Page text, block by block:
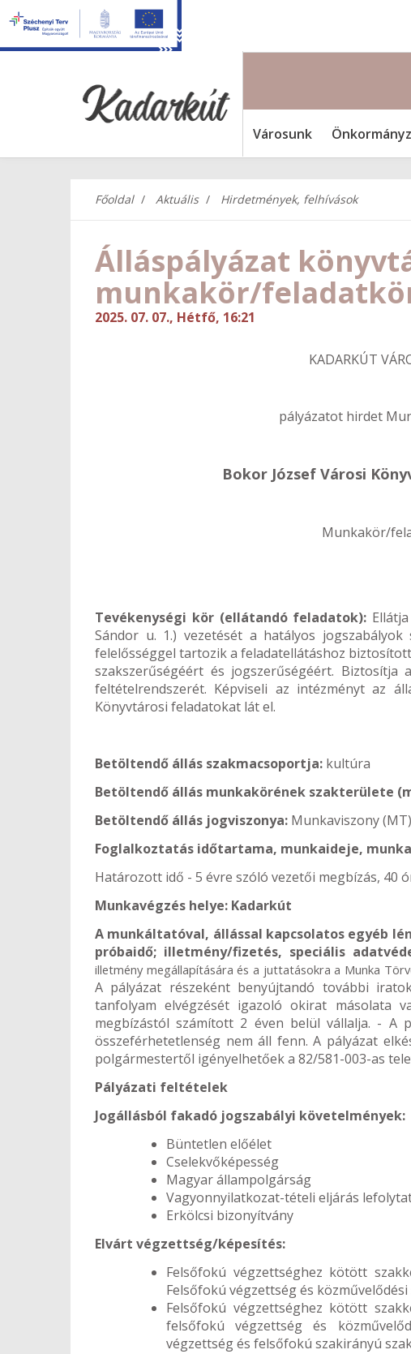
Városunk
Főoldal Aktuális Hirdetmények, felhívások
Álláspályázat
munkakör/
2025. 07. 07., Hétfő, 16:21
KADARKÚT
pályázatot hirdet
Bokor József Városi
Munkakör/
Tevékenységi kör (ellátandó feladatok):
Sándor u. 1.) vezetését a hatályos
felelősséggel tartozik a feladatellátáshoz
szakszerűségéért és jogszerűségéért.
feltételrendszerét. Képviseli az intézményt az
Könyvtárosi feladatokat lát el.
Betöltendő állás szakmacsoportja: kultúra
Betöltendő állás munkakörének szakterülete
Betöltendő állás jogviszonya: Munkaviszony (MT)
Foglalkoztatás időtartama, munkaideje,
Határozott idő - 5 évre szóló vezetői megbízás, 40
Munkavégzés helye: Kadarkút
A munkáltatóval, állással kapcsolatos egyéb
próbaidő; illetmény/fizetés, speciális
illetmény megállapítására és a juttatásokra a Munka
A pályázat részeként benyújtandó további
tanfolyam elvégzését igazoló okirat másolata
megbízástól számított 2 éven belül vállalja. - A
összeférhetetlenség nem áll fenn. A pályázat
polgármestertől igényelhetőek a 82/581-003-as
Pályázati feltételek
Jogállásból fakadó jogszabályi követelmények:
Büntetlen előélet
Cselekvőképesség
Magyar állampolgárság
Vagyonnyilatkozat-tételi eljárás
Erkölcsi bizonyítvány
Elvárt végzettség/képesítés:
Felsőfokú végzettséghez kötött
Felsőfokú végzettség és
Felsőfokú végzettséghez kötött
felsőfokú végzettség és
végzettség és felsőfokú szakirányú